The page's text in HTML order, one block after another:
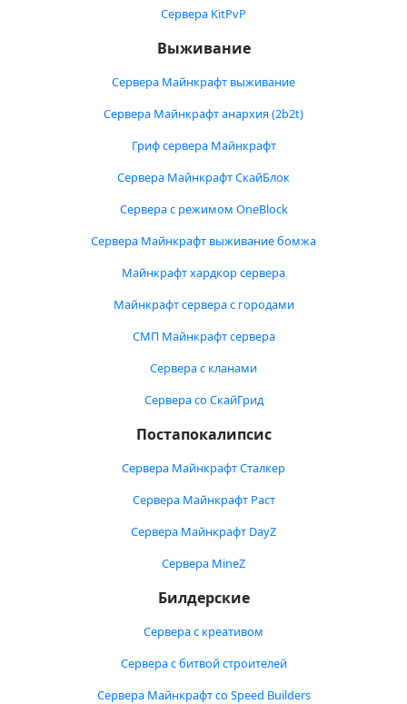
Сервера KitPvP
Выживание
Сервера Майнкрафт выживание
Сервера Майнкрафт анархия (2b2t)
Гриф сервера Майнкрафт
Сервера Майнкрафт СкайБлок
Сервера с режимом OneBlock
Сервера Майнкрафт выживание бомжа
Майнкрафт хардкор сервера
Майнкрафт сервера с городами
СМП Майнкрафт сервера
Сервера с кланами
Сервера со СкайГрид
Постапокалипсис
Сервера Майнкрафт Сталкер
Сервера Майнкрафт Раст
Сервера Майнкрафт DayZ
Сервера MineZ
Билдерские
Сервера с креативом
Сервера с битвой строителей
Сервера Майнкрафт со Speed Builders